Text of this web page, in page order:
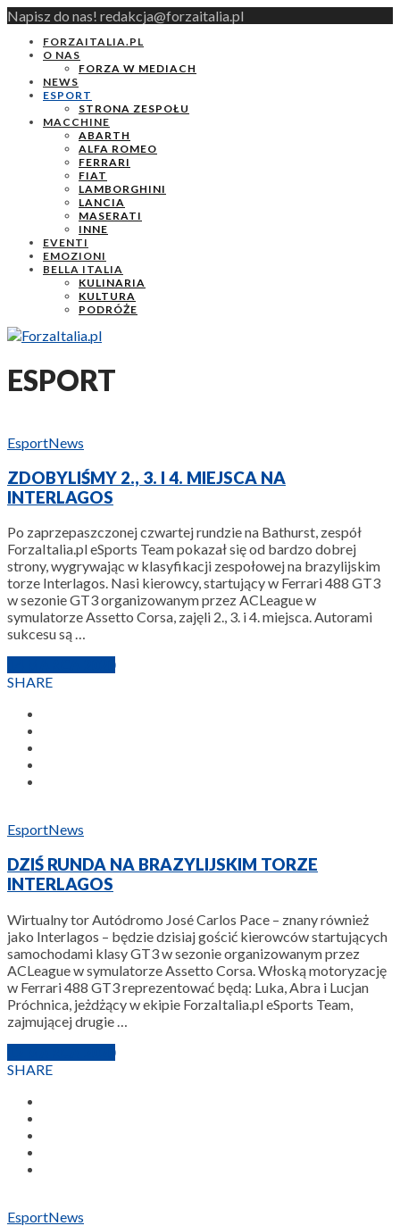
Napisz do nas! redakcja@forzaitalia.pl
FORZAITALIA.PL
O NAS
FORZA W MEDIACH
NEWS
ESPORT
STRONA ZESPOŁU
MACCHINE
ABARTH
ALFA ROMEO
FERRARI
FIAT
LAMBORGHINI
LANCIA
MASERATI
INNE
EVENTI
EMOZIONI
BELLA ITALIA
KULINARIA
KULTURA
PODRÓŻE
ESPORT
EsportNews
ZDOBYLIŚMY 2., 3. I 4. MIEJSCA NA
INTERLAGOS
Po zaprzepaszczonej czwartej rundzie na Bathurst, zespół
ForzaItalia.pl eSports Team pokazał się od bardzo dobrej
strony, wygrywając w klasyfikacji zespołowej na brazylijskim
torze Interlagos. Nasi kierowcy, startujący w Ferrari 488 GT3
w sezonie GT3 organizowanym przez ACLeague w
symulatorze Assetto Corsa, zajęli 2., 3. i 4. miejsca. Autorami
sukcesu są …
SHARE
EsportNews
DZIŚ RUNDA NA BRAZYLIJSKIM TORZE
INTERLAGOS
Wirtualny tor Autódromo José Carlos Pace – znany również
jako Interlagos – będzie dzisiaj gościć kierowców startujących
samochodami klasy GT3 w sezonie organizowanym przez
ACLeague w symulatorze Assetto Corsa. Włoską motoryzację
w Ferrari 488 GT3 reprezentować będą: Luka, Abra i Lucjan
Próchnica, jeżdżący w ekipie ForzaItalia.pl eSports Team,
zajmującej drugie …
SHARE
EsportNews